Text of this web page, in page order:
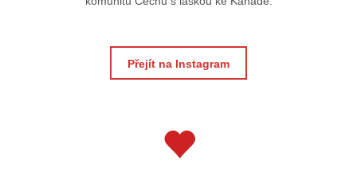
Přejít na Instagram